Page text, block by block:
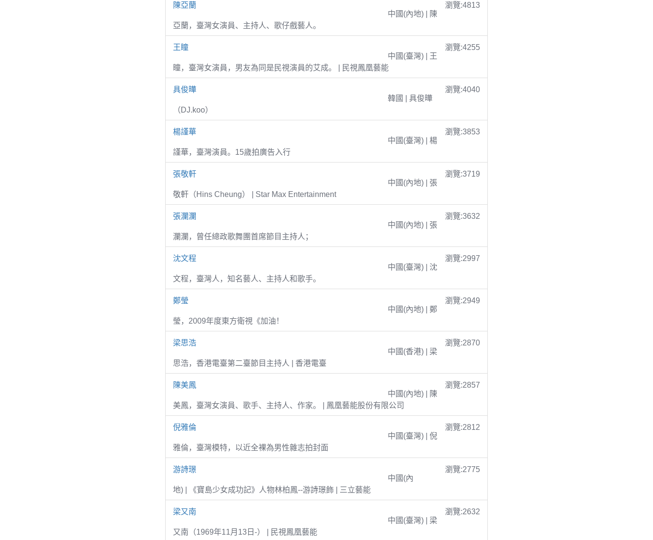
陳亞蘭
瀏覽:4813
中國(內地) | 陳
亞蘭，臺灣女演員、主持人、歌仔戲藝人。
王瞳
瀏覽:4255
中國(臺灣) | 王
瞳，臺灣女演員，男友為同是民視演員的艾成。 | 民視鳳凰藝能
具俊曄
瀏覽:4040
韓國 | 具俊曄
（DJ.koo）
楊謹華
瀏覽:3853
中國(臺灣) | 楊
謹華，臺灣演員。15歲拍廣告入行
張敬軒
瀏覽:3719
中國(內地) | 張
敬軒（Hins Cheung） | Star Max Entertainment
張瀾瀾
瀏覽:3632
中國(內地) | 張
瀾瀾，曾任總政歌舞團首席節目主持人；
沈文程
瀏覽:2997
中國(臺灣) | 沈
文程，臺灣人，知名藝人、主持人和歌手。
鄭瑩
瀏覽:2949
中國(內地) | 鄭
瑩，2009年度東方衛視《加油！
梁思浩
瀏覽:2870
中國(香港) | 梁
思浩，香港電臺第二臺節目主持人 | 香港電臺
陳美鳳
瀏覽:2857
中國(內地) | 陳
美鳳，臺灣女演員、歌手、主持人、作家。 | 鳳凰藝能股份有限公司
倪雅倫
瀏覽:2812
中國(臺灣) | 倪
雅倫，臺灣模特，以近全裸為男性雜志拍封面
游詩璟
瀏覽:2775
中國(內
地) | 《寶島少女成功記》人物林柏鳳--游詩璟飾 | 三立藝能
梁又南
瀏覽:2632
中國(臺灣) | 梁
又南（1969年11月13日-） | 民視鳳凰藝能